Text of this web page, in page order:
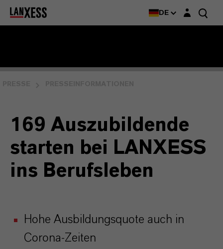
DE Login-Maske
169 Auszubildende
starten bei LANXESS
ins Berufsleben
Hohe Ausbildungsquote auch in
Corona-Zeiten